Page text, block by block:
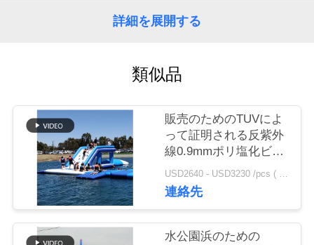
場
品
詳細を展開する
類似品
販売のためのTUVによ
って証明される反紫外
線0.9mmポリ塩化ビニ
ールの防水シート膨脹
可能な水跳躍の枕
USD2640 - USD3230 /pcs ( price just for reference, detailed prices need to be confirmed） MOQ:1 羽
連絡先
水公園浜のための